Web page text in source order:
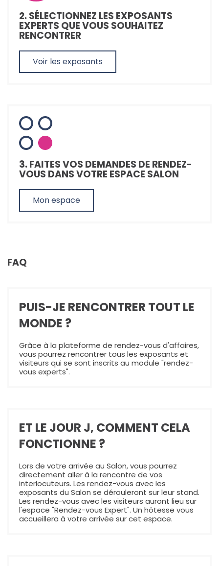
2. SÉLECTIONNEZ LES EXPOSANTS
EXPERTS QUE VOUS SOUHAITEZ
RENCONTRER
Voir les exposants
3. FAITES VOS DEMANDES DE RENDEZ-
VOUS DANS VOTRE ESPACE SALON
Mon espace
FAQ
PUIS-JE RENCONTRER TOUT LE
MONDE ?
Grâce à la plateforme de rendez-vous d'affaires,
vous pourrez rencontrer tous les exposants et
visiteurs qui se sont inscrits au module "rendez-
vous experts".
ET LE JOUR J, COMMENT CELA
FONCTIONNE ?
Lors de votre arrivée au Salon, vous pourrez
directement aller à la rencontre de vos
interlocuteurs. Les rendez-vous avec les
exposants du Salon se dérouleront sur leur stand.
Les rendez-vous avec les visiteurs auront lieu sur
l'espace "Rendez-vous Expert". Un hôtesse vous
accueillera à votre arrivée sur cet espace.